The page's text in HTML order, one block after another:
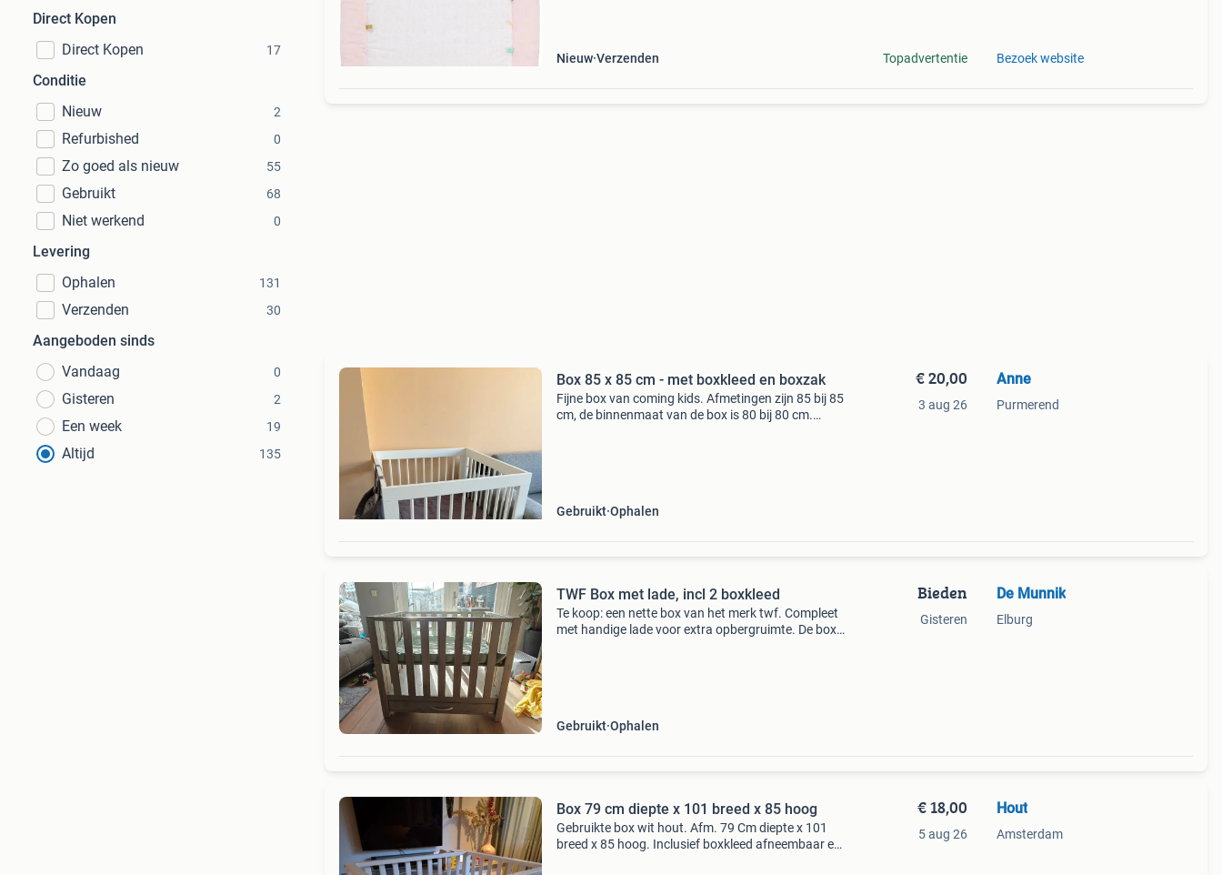
Direct Kopen
Direct Kopen
17
Conditie
Nieuw
2
Refurbished 0
Zo goed als nieuw 55
Gebruikt 68
Niet werkend 0
Levering
Ophalen
131
Verzenden 30
Aangeboden sinds
Vandaag
0
Gisteren 2
Een week 19
Altijd 135
Nieuw Verzenden Topadvertentie Bezoek website
Box 85 x 85 cm - met boxkleed en boxzak
Fijne box van coming kids. Afmetingen zijn 85 bij 85
cm, de binnenmaat van de box is 80 bij 80 cm.
Gebruikt Ophalen
€ 20,00
3 aug 26
Anne
Purmerend
TWF Box met lade, incl 2 boxkleed
Te koop: een nette box van het merk twf. Compleet
met handige lade voor extra opbergruimte. De box
Gebruikt Ophalen
Bieden
Gisteren
De Munnik
Elburg
Box 79 cm diepte x 101 breed x 85 hoog
Gebruikte box wit hout. Afm. 79 Cm diepte x 101
breed x 85 hoog. Inclusief boxkleed afneembaar en
€ 18,00
5 aug 26
Hout
Amsterdam